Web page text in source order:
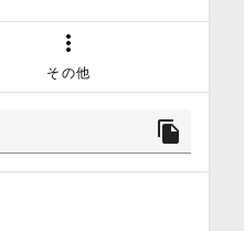
more_vert
その他
file_copy